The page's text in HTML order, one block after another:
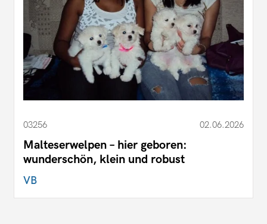
03256 02.06.2026
Malteserwelpen – hier geboren:
wunderschön, klein und robust
VB